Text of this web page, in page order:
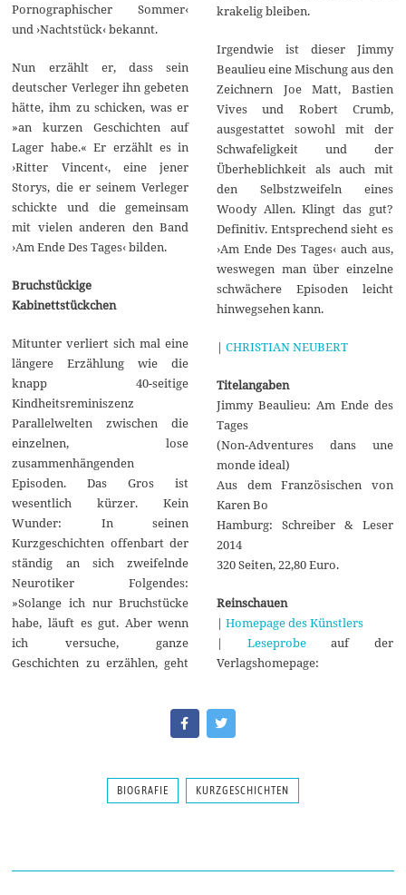
Pornographischer Sommer‹
und ›Nachtstück‹ bekannt.
Nun erzählt er, dass sein
deutscher Verleger ihn gebeten
hätte, ihm zu schicken, was er
»an kurzen Geschichten auf
Lager habe.« Er erzählt es in
›Ritter Vincent‹, eine jener
Storys, die er seinem Verleger
schickte und die gemeinsam
mit vielen anderen den Band
›Am Ende Des Tages‹ bilden.
Bruchstückige
Kabinettstückchen
Mitunter verliert sich mal eine
längere Erzählung wie die
knapp 40-seitige
Kindheitsreminiszenz
Parallelwelten zwischen die
einzelnen, lose
zusammenhängenden
Episoden. Das Gros ist
wesentlich kürzer. Kein
Wunder: In seinen
Kurzgeschichten offenbart der
ständig an sich zweifelnde
Neurotiker Folgendes:
»Solange ich nur Bruchstücke
habe, läuft es gut. Aber wenn
ich versuche, ganze
Geschichten zu erzählen, geht
krakelig bleiben.
Irgendwie ist dieser Jimmy
Beaulieu eine Mischung aus den
Zeichnern Joe Matt, Bastien
Vives und Robert Crumb,
ausgestattet sowohl mit der
Schwafeligkeit und der
Überheblichkeit als auch mit
den Selbstzweifeln eines
Woody Allen. Klingt das gut?
Definitiv. Entsprechend sieht es
›Am Ende Des Tages‹ auch aus,
weswegen man über einzelne
schwächere Episoden leicht
hinwegsehen kann.
| CHRISTIAN NEUBERT
Titelangaben
Jimmy Beaulieu: Am Ende des
Tages
(Non-Adventures dans une
monde ideal)
Aus dem Französischen von
Karen Bo
Hamburg: Schreiber & Leser
2014
320 Seiten, 22,80 Euro.
Reinschauen
| Homepage des Künstlers
| Leseprobe auf der
Verlagshomepage:
BIOGRAFIE KURZGESCHICHTEN